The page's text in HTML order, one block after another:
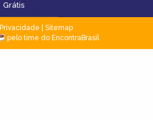
Grátis
Privacidade
Sitemap
pelo time do EncontraBrasil